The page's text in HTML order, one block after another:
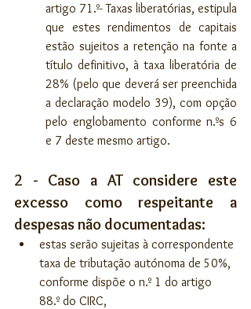
artigo 71.º- Taxas liberatórias, estipula
que estes rendimentos de capitais
estão sujeitos a retenção na fonte a
título definitivo, à taxa liberatória de
28% (pelo que deverá ser preenchida
a declaração modelo 39), com opção
pelo englobamento conforme n.ºs 6
e 7 deste mesmo artigo.
2 - Caso a AT considere este
excesso como respeitante a
despesas não documentadas:
estas serão sujeitas à correspondente
taxa de tributação autónoma de 50%,
conforme dispõe o n.º 1 do artigo
88.º do CIRC,